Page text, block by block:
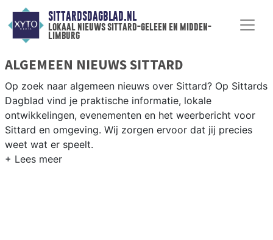
SITTARDSDAGBLAD.NL
lokaal nieuws sittard-geleen en midden-
limburg
ALGEMEEN NIEUWS SITTARD
Op zoek naar algemeen nieuws over Sittard? Op Sittards
Dagblad vind je praktische informatie, lokale
ontwikkelingen, evenementen en het weerbericht voor
Sittard en omgeving. Wij zorgen ervoor dat jij precies
weet wat er speelt.